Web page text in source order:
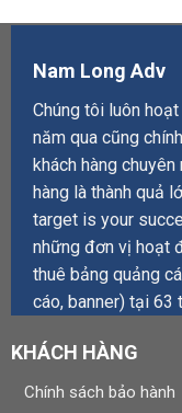
Nam Long Adv
Chúng tôi luôn
năm qua cũng
khách hàng
hàng là thành quả
target is your
những đơn vị hoạt
thuê bảng quảng
cáo, banner) tại 63
KHÁCH HÀNG
Chính sách bảo hành